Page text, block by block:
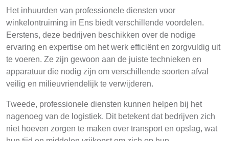
Het inhuurden van professionele diensten voor
winkelontruiming in Ens biedt verschillende voordelen.
Eerstens, deze bedrijven beschikken over de nodige
ervaring en expertise om het werk efficiënt en zorgvuldig uit
te voeren. Ze zijn gewoon aan de juiste technieken en
apparatuur die nodig zijn om verschillende soorten afval
veilig en milieuvriendelijk te verwijderen.
Tweede, professionele diensten kunnen helpen bij het
nagenoeg van de logistiek. Dit betekent dat bedrijven zich
niet hoeven zorgen te maken over transport en opslag, wat